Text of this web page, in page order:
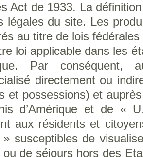
Act de 1933. La
légales du site. Les
au titre de lois
loi applicable dans les
Par
directement ou
et possessions) et
d’Amérique et de «
aux résidents et
» susceptibles de
de séjours hors des